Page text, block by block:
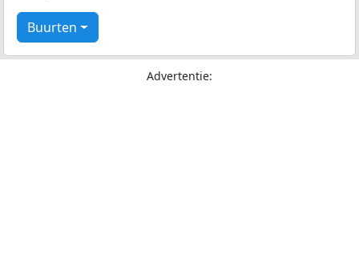
Buurten
Advertentie: